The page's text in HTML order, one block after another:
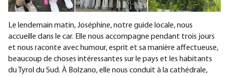
Le lendemain matin, Joséphine, notre guide locale, nous
accueille dans le car. Elle nous accompagne pendant trois jours
et nous raconte avec humour, esprit et sa manière affectueuse,
beaucoup de choses intéressantes sur le pays et les habitants
du Tyrol du Sud. À Bolzano, elle nous conduit à la cathédrale,